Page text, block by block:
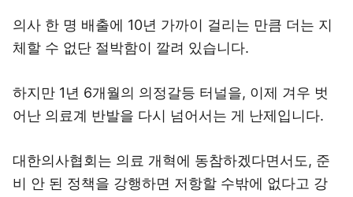
의사 한 명 배출에 10년 가까이 걸리는 만큼 더는 지
체할 수 없단 절박함이 깔려 있습니다.
하지만 1년 6개월의 의정갈등 터널을, 이제 겨우 벗
어난 의료계 반발을 다시 넘어서는 게 난제입니다.
대한의사협회는 의료 개혁에 동참하겠다면서도, 준
비 안 된 정책을 강행하면 저항할 수밖에 없다고 강